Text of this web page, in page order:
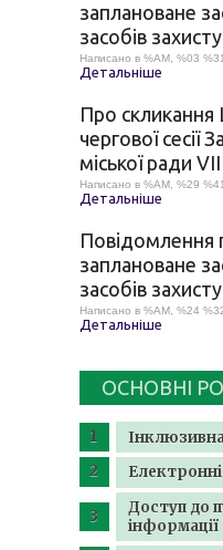
заплановане
засобів
Написано в %AM, %03
Детальніше
Про скликання
чергової сесії
міської ради
Написано в %AM, %29
Детальніше
Повідомлення
заплановане
засобів
Написано в %AM, %24
Детальніше
ОСНОВНІ
Електронні
Доступ до
інформації